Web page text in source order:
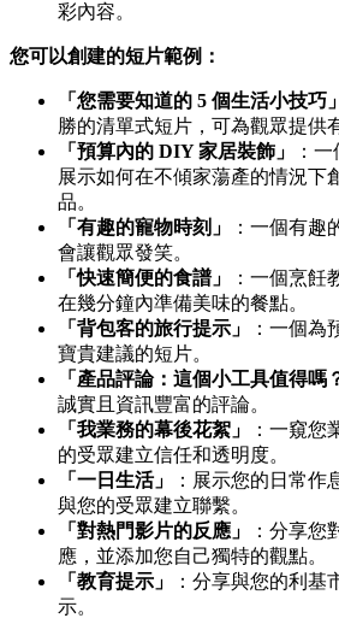
彩內容。
您可以創建的短片範例：
「您需要知道的 5 個生活小技巧」
勝的清單式短片，可為觀眾提供
「預算內的 DIY 家居裝飾」
：
展示如何在不傾家蕩產的情況下
品。
「有趣的寵物時刻」
：一個有趣
會讓觀眾發笑。
「快速簡便的食譜」
：一個烹飪
在幾分鐘內準備美味的餐點。
「背包客的旅行提示」
：一個為
寶貴建議的短片。
「產品評論：這個小工具值得嗎
誠實且資訊豐富的評論。
「我業務的幕後花絮」
：一窺您
的受眾建立信任和透明度。
「一日生活」
：展示您的日常作
與您的受眾建立聯繫。
「對熱門影片的反應」
：分享您
應，並添加您自己獨特的觀點。
「教育提示」
：分享與您的利基
示。